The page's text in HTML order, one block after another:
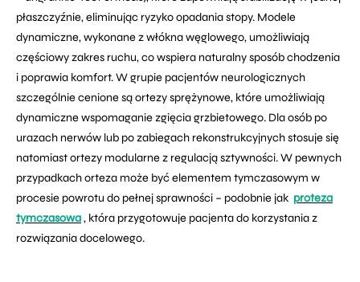
płaszczyźnie, eliminując ryzyko opadania stopy. Modele
dynamiczne, wykonane z włókna węglowego, umożliwiają
częściowy zakres ruchu, co wspiera naturalny sposób chodzenia
i poprawia komfort. W grupie pacjentów neurologicznych
szczególnie cenione są ortezy sprężynowe, które umożliwiają
dynamiczne wspomaganie zgięcia grzbietowego. Dla osób po
urazach nerwów lub po zabiegach rekonstrukcyjnych stosuje się
natomiast ortezy modularne z regulacją sztywności. W pewnych
przypadkach orteza może być elementem tymczasowym w
procesie powrotu do pełnej sprawności – podobnie jak proteza
tymczasowa, która przygotowuje pacjenta do korzystania z
rozwiązania docelowego.